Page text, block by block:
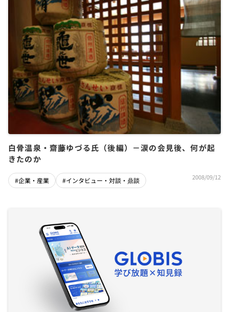
白骨温泉・齋藤ゆづる氏（後編）－涙の会見後、何が起
きたのか
#企業・産業 #インタビュー・対談・鼎談 2008/09/12